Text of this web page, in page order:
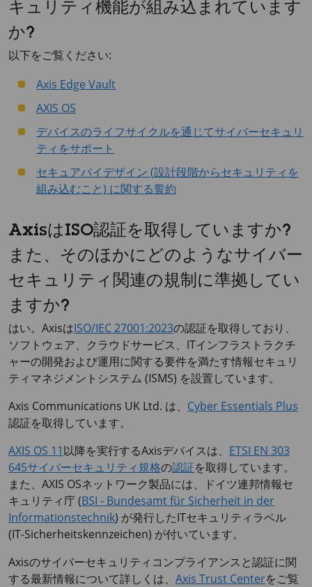
キュリティ機能が組み込まれています
か?
以下をご覧ください:
Axis Edge Vault
AXIS OS
デバイスのライフサイクルを通じてサイバーセキュリ
ティをサポート
セキュアバイデザイン (設計段階からセキュリティを
組み込むこと) に関する誓約
AxisはISO認証を取得していますか?
また、そのほかにどのようなサイバー
セキュリティ関連の規制に準拠してい
ますか?
はい。AxisはISO/IEC 27001:2023の認証を取得しており、
ソフトウェア、クラウドサービス、ITインフラストラクチ
ャーの開発および運用に関する要件を満たす情報セキュリ
ティマネジメントシステム (ISMS) を設置しています。
Axis Communications UK Ltd. は、 Cyber Essentials Plus
認証を取得しています。
AXIS OS 11以降を実行するAxisデバイスは、 ETSI EN 303
645サイバーセキュリティ規格の認証を取得しています。
また、AXIS OSネットワーク製品には、ドイツ連邦情報セ
キュリティ庁 (BSI - Bundesamt für Sicherheit in der
Informationstechnik) が発行したITセキュリティラベル
(IT-Sicherheitskennzeichen) が付いています。
Axisのサイバーセキュリティコンプライアンスと認証に関
する最新情報について詳しくは、 Axis Trust Centerをご覧